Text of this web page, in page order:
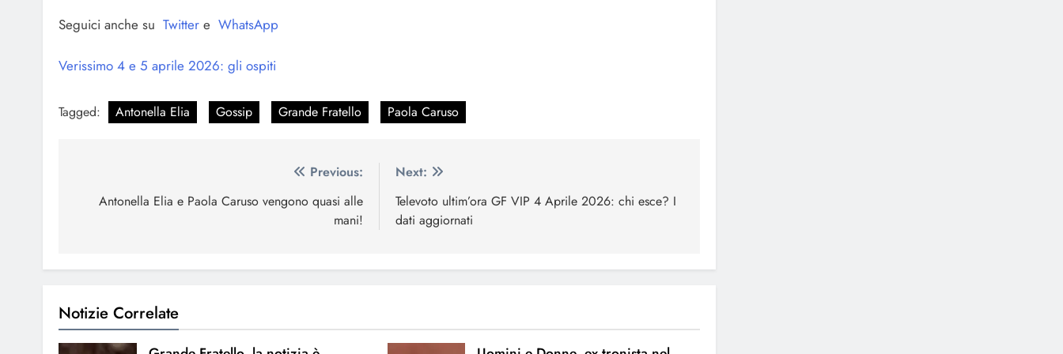
Seguici anche su Twitter e WhatsApp
Verissimo 4 e 5 aprile 2026: gli ospiti
Tagged: Antonella Elia Gossip Grande Fratello Paola Caruso
articoli
Previous:
Antonella Elia e Paola Caruso vengono quasi alle
mani!
Next:
Televoto ultim’ora GF VIP 4 Aprile 2026: chi esce? I
dati aggiornati
Notizie Correlate